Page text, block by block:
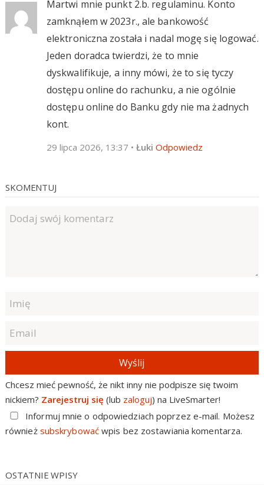
Martwi mnie punkt 2.b. regulaminu. Konto
zamknąłem w 2023r., ale bankowość
elektroniczna została i nadal mogę się logować.
Jeden doradca twierdzi, że to mnie
dyskwalifikuje, a inny mówi, że to się tyczy
dostępu online do rachunku, a nie ogólnie
dostępu online do Banku gdy nie ma żadnych
kont.
29 lipca 2026, 13:37 • Łuki Odpowiedz
SKOMENTUJ
Wyślij
Chcesz mieć pewność, że nikt inny nie podpisze się twoim
nickiem? Zarejestruj się (lub zaloguj) na LiveSmarter!
Informuj mnie o odpowiedziach poprzez e-mail. Możesz
również subskrybowaćwpis bez zostawiania komentarza.
OSTATNIE WPISY